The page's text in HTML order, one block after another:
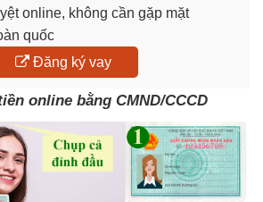
online, không cần gặp mặt
quốc
Đăng ký vay
online bằng CMND/CCCD